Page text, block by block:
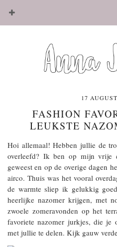
17
FASHION
LEUKSTE
Hoi allemaal! Hebben jullie de
overleefd? Ik ben op mijn vrije
geweest en op de overige dagen
airco. Thuis was het vooral
de warmte sliep ik gelukkig
heerlijke nazomer krijgen, met
zwoele zomeravonden op het
favoriete nazomer jurkjes, die
met jullie te delen. Kijk gauw